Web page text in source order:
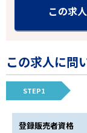
この求
この求人に問
STEP1
登録販売者資格